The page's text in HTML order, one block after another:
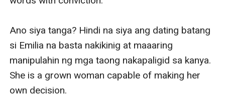
Ano siya tanga? Hindi na siya ang dating batang
si Emilia na basta nakikinig at maaaring
manipulahin ng mga taong nakapaligid sa kanya.
She is a grown woman capable of making her
own decision.